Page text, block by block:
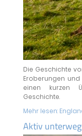
Die Geschichte
Eroberungen
einen kurzen
Geschichte.
Mehr lesen:
Aktiv